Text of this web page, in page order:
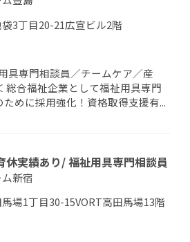
3丁目20-21広宣ビル2階
具専門相談員／チームケア／産
総合福祉企業として福祉用具専門
めに採用強化！資格取得支援有...
休実績あり/ 福祉用具専門相談員
新宿
場1丁目30-15VORT高田馬場13階